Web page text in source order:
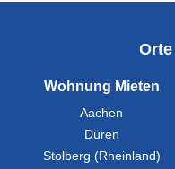
Wohnung Mieten
Aachen
Düren
Stolberg (Rheinland)